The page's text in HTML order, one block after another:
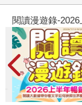
的是未來，也喜
持寫作熱情 但能
律。10歲立下作
寫作讓她很快樂
強迫自己每天不
「25歲的時候我
己寫作的時間，
閱讀漫遊錄-